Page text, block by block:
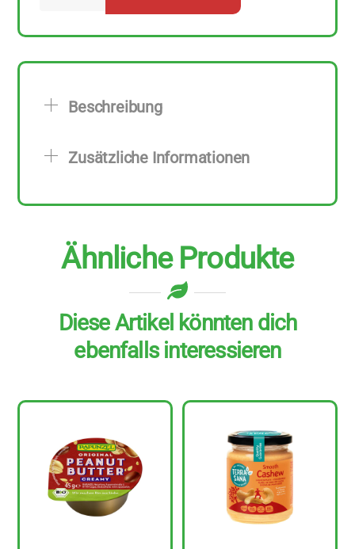
Dattel
zu
g
Beschreibung
Zusätzliche Informationen
Ähnliche Produkte
Diese Artikel könnten dich
ebenfalls interessieren